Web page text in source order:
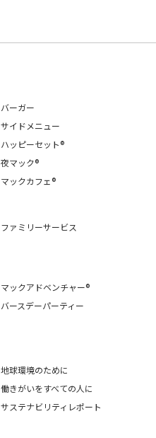
バーガー
サイドメニュー
ハッピーセット®
夜マック®
マックカフェ®
ファミリーサービス
マックアドベンチャー®
バースデーパーティー
地球環境のために
働きがいをすべての人に
サステナビリティレポート